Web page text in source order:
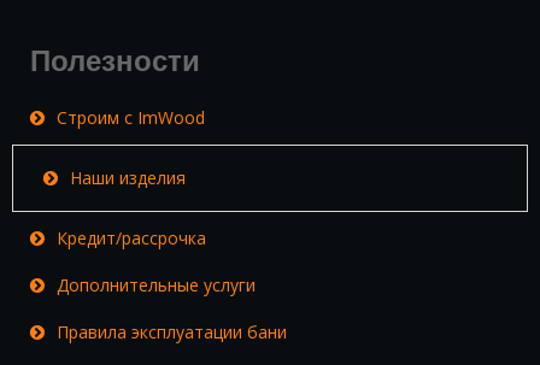
Полезности
Строим с ImWood
Наши изделия
Кредит/рассрочка
Дополнительные услуги
Правила эксплуатации бани